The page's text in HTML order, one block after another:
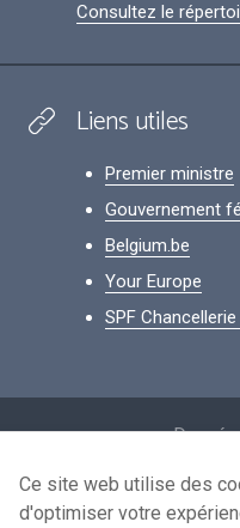
Consultez le
Liens utiles
Premier ministre
Gouvernement
Belgium.be
Your Europe
SPF
Ce site web utilise des
d'optimiser votre